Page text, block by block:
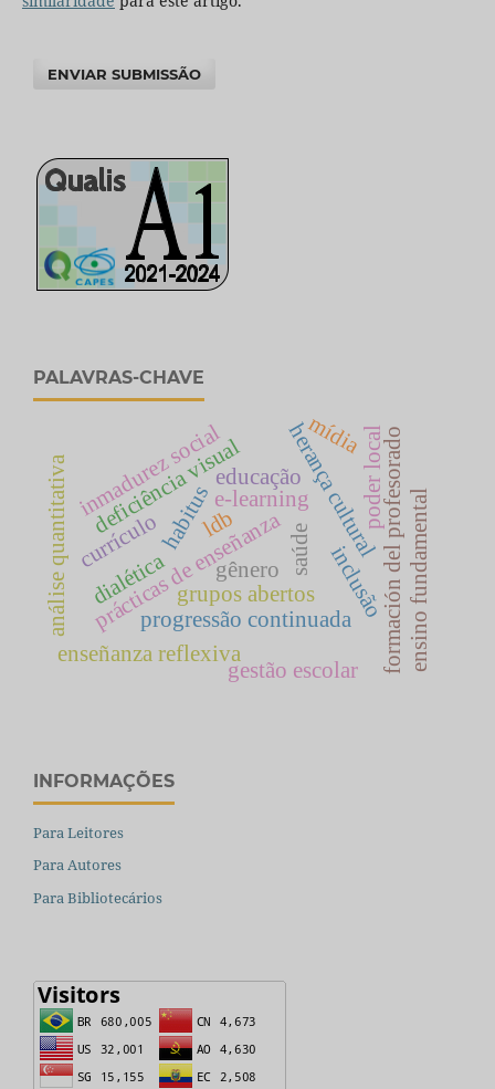
ENVIAR SUBMISSÃO
PALAVRAS-CHAVE
educação
deficiência visual
inclusão
e-learning formación del profesorado
prácticas de enseñanza
enseñanza reflexiva
habitus herança cultural
progressão continuada ensino fundamental
saúde
grupos abertos
dialética
inmadurez social poder local
currículo
gestão escolar
ldb
gênero
mídia
análise quantitativa
INFORMAÇÕES
Para Leitores
Para Autores
Para Bibliotecários